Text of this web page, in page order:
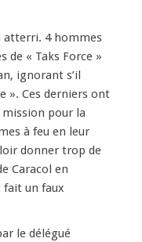
atterri. 4 hommes
de « Taks Force »
ignorant s’il
». Ces derniers ont
mission pour la
à feu en leur
donner trop de
Caracol en
un faux
le délégué